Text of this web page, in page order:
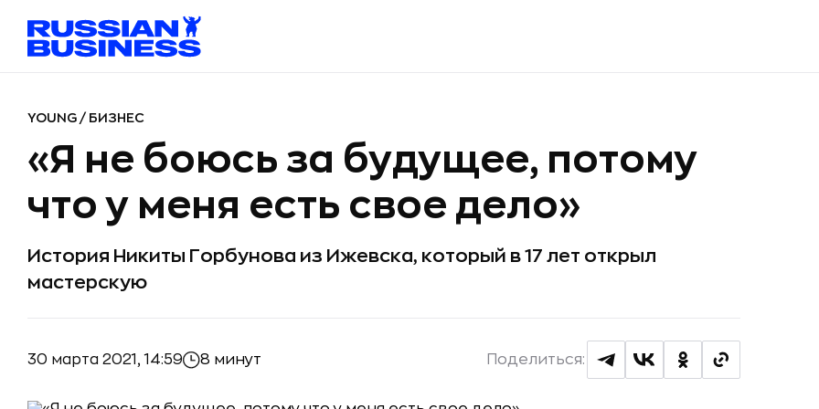
YOUNG / БИЗНЕС
«Я не боюсь за будущее, потому
что у меня есть свое дело»
История Никиты Горбунова из Ижевска, который в 17 лет открыл
мастерскую
30 марта 2021, 14:59 8 минут Поделиться: